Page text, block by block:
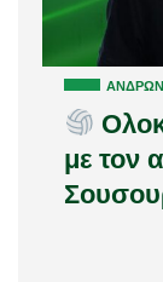
ΑΝΔΡΏΝ
με τον